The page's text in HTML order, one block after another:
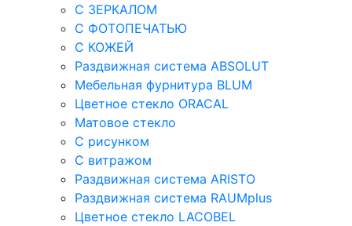
С ЗЕРКАЛОМ
С ФОТОПЕЧАТЬЮ
С КОЖЕЙ
Раздвижная система ABSOLUT
Мебельная фурнитура BLUM
Цветное стекло ORACAL
Матовое стекло
C рисунком
C витражом
Раздвижная система ARISTO
Раздвижная система RAUMplus
Цветное стекло LACOBEL